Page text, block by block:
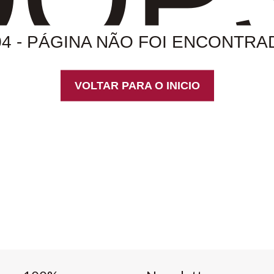
- PÁGINA NÃO FOI
VOLTAR PARA O INICIO